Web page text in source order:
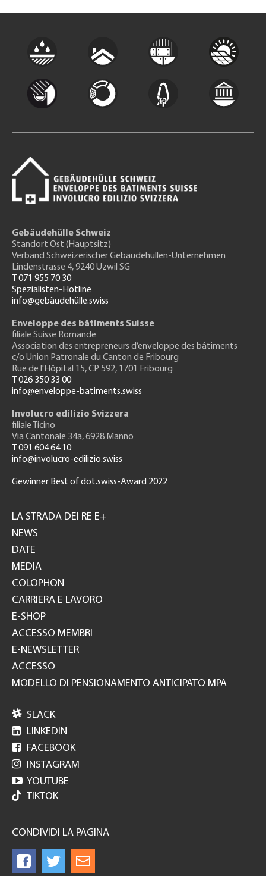
Gebäudehülle Schweiz
Standort Ost (Hauptsitz)
Verband Schweizerischer Gebäudehüllen-Unternehmen
Lindenstrasse 4, 9240 Uzwil SG
T 071 955 70 30
Spezialisten-Hotline
info@gebäudehülle.swiss
Enveloppe des bâtiments Suisse
filiale Suisse Romande
Association des entrepreneurs d’enveloppe des bâtiments
c/o Union Patronale du Canton de Fribourg
Rue de l'Hôpital 15, CP 592, 1701 Fribourg
T 026 350 33 00
info@enveloppe-batiments.swiss
Involucro edilizio Svizzera
filiale Ticino
Via Cantonale 34a, 6928 Manno
T 091 604 64 10
info@involucro-edilizio.swiss
Gewinner Best of dot.swiss-Award 2022
GH
LA STRADA DEI RE E+
NEWS
DATE
MEDIA
COLOPHON
CARRIERA E LAVORO
E-SHOP
ACCESSO MEMBRI
E-NEWSLETTER
ACCESSO
MODELLO DI PENSIONAMENTO ANTICIPATO MPA
 SLACK
 LINKEDIN
 FACEBOOK
 INSTAGRAM
 YOUTUBE
TIKTOK
CONDIVIDI LA PAGINA